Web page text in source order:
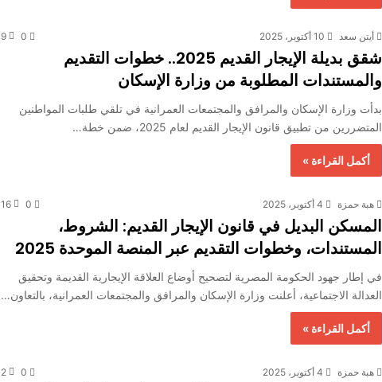
أيتن سعد 10 أكتوبر، 2025 0
9
شقق بديلة الإيجار القديم 2025.. خطوات التقديم
والمستندات المطلوبة من وزارة الإسكان
بدأت وزارة الإسكان والمرافق والمجتمعات العمرانية في تلقي طلبات المواطنين
المتضررين من تطبيق قانون الإيجار القديم لعام 2025، ضمن خطة…
أكمل القراءة »
هبة حمزة 4 أكتوبر، 2025 0
16
المسكن البديل في قانون الإيجار القديم: الشروط،
المستندات، وخطوات التقديم عبر المنصة الموحدة 2025
في إطار جهود الحكومة المصرية لتصحيح أوضاع العلاقة الإيجارية القديمة وتحقيق
العدالة الاجتماعية، أعلنت وزارة الإسكان والمرافق والمجتمعات العمرانية، بالتعاون…
أكمل القراءة »
هبة حمزة 4 أكتوبر، 2025 0
2